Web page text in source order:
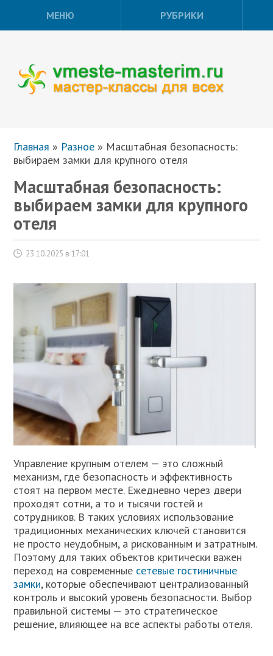
МЕНЮ РУБРИКИ
Главная » Разное » Масштабная безопасность:
выбираем замки для крупного отеля
Масштабная безопасность:
выбираем замки для крупного
отеля
23.10.2025 в 17:01
Управление крупным отелем — это сложный
механизм, где безопасность и эффективность
стоят на первом месте. Ежедневно через двери
проходят сотни, а то и тысячи гостей и
сотрудников. В таких условиях использование
традиционных механических ключей становится
не просто неудобным, а рискованным и затратным.
Поэтому для таких объектов критически важен
переход на современные сетевые гостиничные
замки, которые обеспечивают централизованный
контроль и высокий уровень безопасности. Выбор
правильной системы — это стратегическое
решение, влияющее на все аспекты работы отеля.